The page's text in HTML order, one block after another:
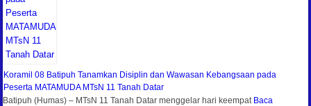
Koramil 08 Batipuh Tanamkan Disiplin dan Wawasan Kebangsaan pada
Peserta MATAMUDA MTsN 11 Tanah Datar
Batipuh (Humas) – MTsN 11 Tanah Datar menggelar hari keempat Baca